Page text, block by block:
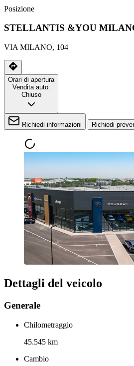
Posizione
STELLANTIS &YOU
VIA MILANO, 104
Orari di apertura
Vendita auto:
Chiuso
Richiedi informazioni Richiedi
Dettagli del veicolo
Generale
Chilometraggio
45.545 km
Cambio